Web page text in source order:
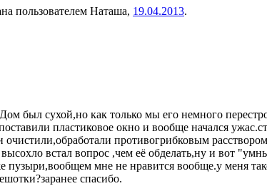
пользователем Наташа, 19.04.2013.
был сухой,но как только мы его немного
пластиковое окно и вообще начался
противогрибковым
встал вопрос ,чем её обделать,ну и вот
мне не нравится вообще.у меня
спасибо.